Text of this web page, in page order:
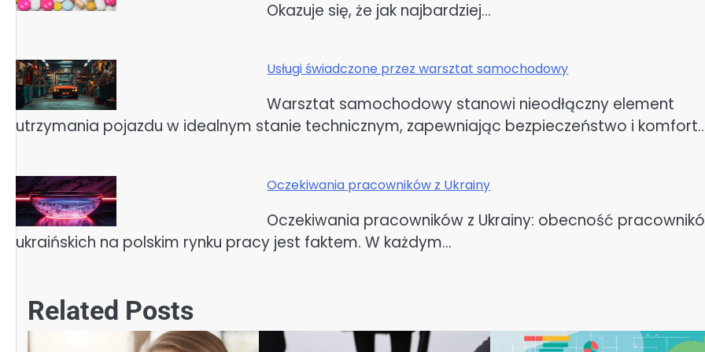
Okazuje się, że jak najbardziej…
Usługi świadczone przez warsztat samochodowy
Warsztat samochodowy stanowi nieodłączny element
utrzymania pojazdu w idealnym stanie technicznym, zapewniając bezpieczeństwo i
Oczekiwania pracowników z Ukrainy
Oczekiwania pracowników z Ukrainy: obecność
ukraińskich na polskim rynku pracy jest faktem. W każdym…
Related Posts